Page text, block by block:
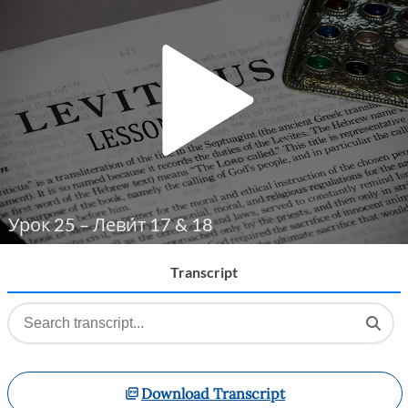
Урок 25 – Леви́т 17 & 18
Transcript
Download Transcript